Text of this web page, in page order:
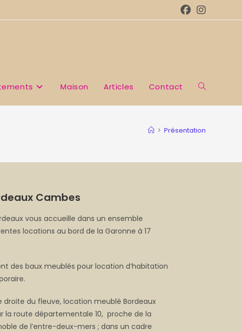
Maison Articles Contact
> Présentation
Cambes
vous accueille dans un ensemble
locations au bord de la Garonne à 17
des baux meublés pour location d’habitation
droite du fleuve, location meublé Bordeaux
la route départementale 10, proche de la
de l’entre-deux-mers ; dans un cadre